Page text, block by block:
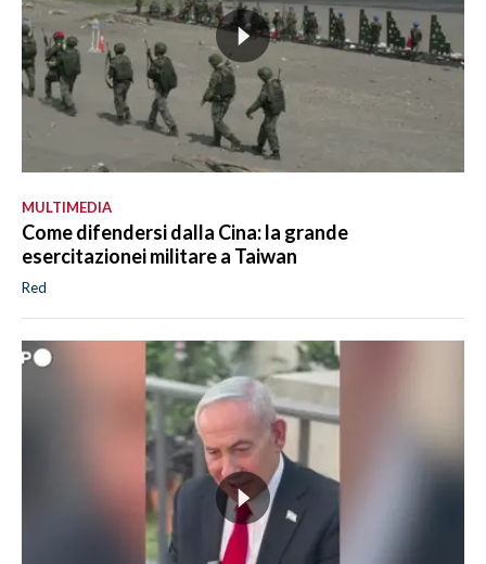
MULTIMEDIA
Come difendersi dalla Cina: la grande
esercitazionei militare a Taiwan
Red